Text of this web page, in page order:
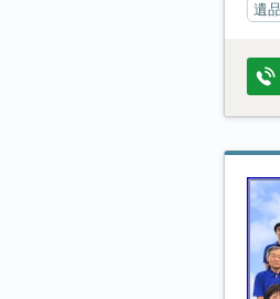
遺